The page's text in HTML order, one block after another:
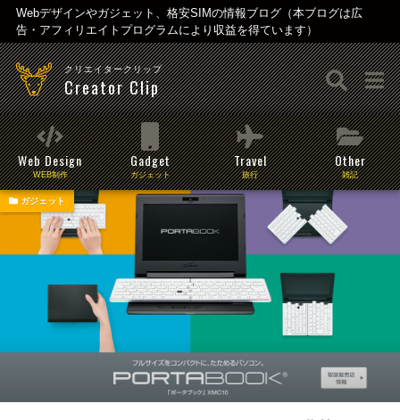
Webデザインやガジェット、格安SIMの情報ブログ（本ブログは広
告・アフィリエイトプログラムにより収益を得ています）
クリエイタークリップ
Creator Clip
Web Design
WEB制作
Gadget
ガジェット
Travel
旅行
Other
雑記
ガジェット